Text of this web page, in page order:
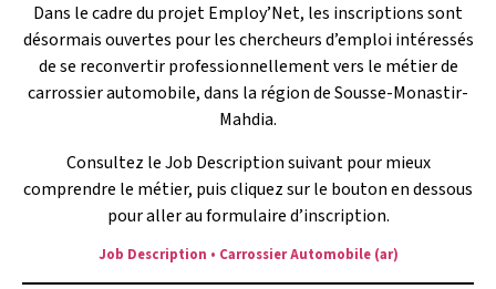
Dans le cadre du projet Employ’Net, les inscriptions sont
désormais ouvertes pour les chercheurs d’emploi intéressés
de se reconvertir professionnellement vers le métier de
carrossier automobile, dans la région de Sousse-Monastir-
Mahdia.
Consultez le Job Description suivant pour mieux
comprendre le métier, puis cliquez sur le bouton en dessous
pour aller au formulaire d’inscription.
Job Description • Carrossier Automobile (ar)